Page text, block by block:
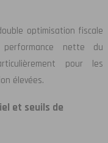
optimisation fiscale
performance nette du
pour les
élevées.
et seuils de